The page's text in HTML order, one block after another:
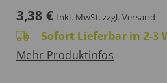
3,38 € Inkl. MwSt.zzgl. Versand
Sofort Lieferbar in 2-3
Mehr Produktinfos